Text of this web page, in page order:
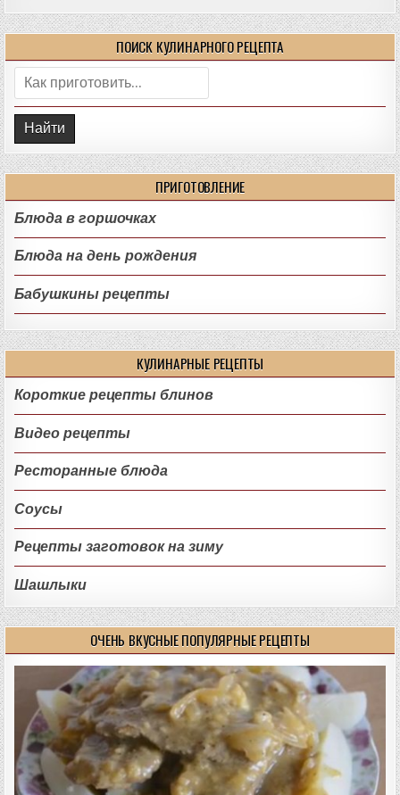
ПОИСК КУЛИНАРНОГО РЕЦЕПТА
Поиск:
ПРИГОТОВЛЕНИЕ
Блюда в горшочках
Блюда на день рождения
Бабушкины рецепты
КУЛИНАРНЫЕ РЕЦЕПТЫ
Короткие рецепты блинов
Видео рецепты
Ресторанные блюда
Соусы
Рецепты заготовок на зиму
Шашлыки
ОЧЕНЬ ВКУСНЫЕ ПОПУЛЯРНЫЕ РЕЦЕПТЫ